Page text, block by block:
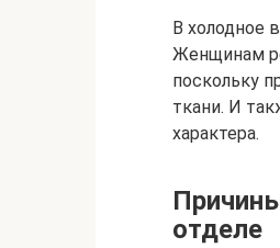
В холодное
Женщинам
поскольку
ткани. И
характера.
отделе